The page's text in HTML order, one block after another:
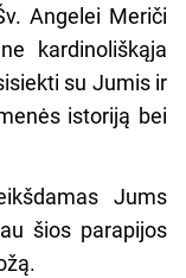
Angelei Meriči
kardinoliškąja
su Jumis ir
istoriją bei
Jums
šios parapijos